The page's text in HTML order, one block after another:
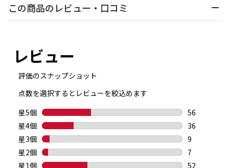
この商品のレビュー・口コミ